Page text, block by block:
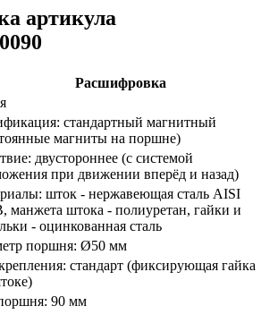
артикула
Расшифровка
стандартный магнитный
магниты на поршне)
двустороннее (с системой
при движении вперёд и назад)
шток - нержавеющая сталь AISI
манжета штока - полиуретан, гайки и
- оцинкованная сталь
поршня: Ø50 мм
стандарт (фиксирующая гайка
90 мм